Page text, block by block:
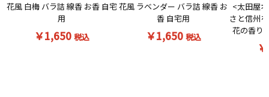
花風 白梅 バラ詰 線香 お香 自宅
用
￥1,650 税込
花風 ラベンダー バラ詰 線香 お
香 自宅用
￥1,650 税込
<太田屋
さと信州
花の香り